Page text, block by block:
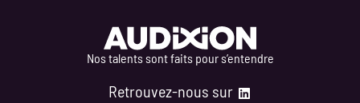
Nos talents sont faits pour s’entendre
Retrouvez-nous sur